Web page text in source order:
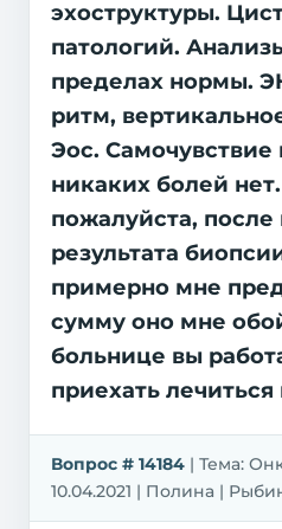
эхоструктуры.
патологий.
пределах нормы.
ритм,
Эос. Самочувствие
никаких болей
пожалуйста, после
результата
примерно мне
сумму оно мне
больнице вы
приехать лечиться
Вопрос # 14184 | Тема:
10.04.2021 | Полина |